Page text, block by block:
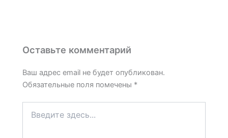
Оставьте комментарий
Ваш адрес email не будет опубликован.
Обязательные поля помечены *
здесь...